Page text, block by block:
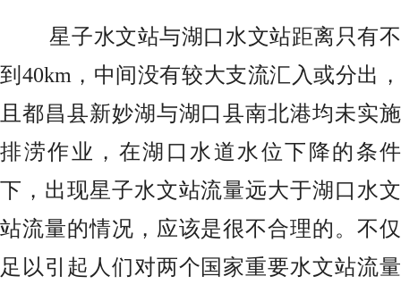
星子水文站与湖口水文站距离只有不
到40km，中间没有较大支流汇入或分出，
且都昌县新妙湖与湖口县南北港均未实施
排涝作业，在湖口水道水位下降的条件
下，出现星子水文站流量远大于湖口水文
站流量的情况，应该是很不合理的。不仅
足以引起人们对两个国家重要水文站流量